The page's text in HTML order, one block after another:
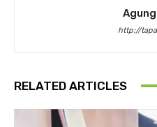
http://
RELATED ARTICLES